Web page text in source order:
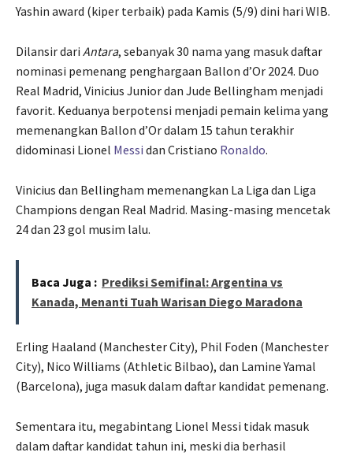
Yashin award (kiper terbaik) pada Kamis (5/9) dini hari WIB.
Dilansir dari Antara, sebanyak 30 nama yang masuk daftar
nominasi pemenang penghargaan Ballon d’Or 2024. Duo
Real Madrid, Vinicius Junior dan Jude Bellingham menjadi
favorit. Keduanya berpotensi menjadi pemain kelima yang
memenangkan Ballon d’Or dalam 15 tahun terakhir
didominasi Lionel Messi dan Cristiano Ronaldo.
Vinicius dan Bellingham memenangkan La Liga dan Liga
Champions dengan Real Madrid. Masing-masing mencetak
24 dan 23 gol musim lalu.
Baca Juga : Prediksi Semifinal: Argentina vs
Kanada, Menanti Tuah Warisan Diego Maradona
Erling Haaland (Manchester City), Phil Foden (Manchester
City), Nico Williams (Athletic Bilbao), dan Lamine Yamal
(Barcelona), juga masuk dalam daftar kandidat pemenang.
Sementara itu, megabintang Lionel Messi tidak masuk
dalam daftar kandidat tahun ini, meski dia berhasil